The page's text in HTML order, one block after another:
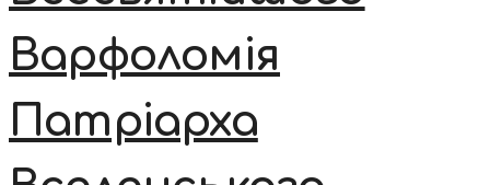
Варфоломія
Патріарха